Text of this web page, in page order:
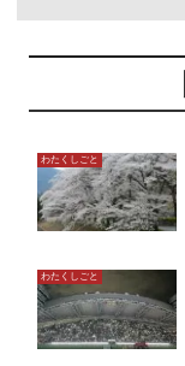
わたくしごと
わたくしごと